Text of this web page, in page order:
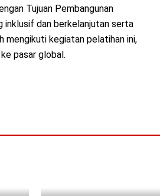
Tujuan Pembangunan
inklusif dan berkelanjutan serta
mengikuti kegiatan pelatihan ini,
pasar global.